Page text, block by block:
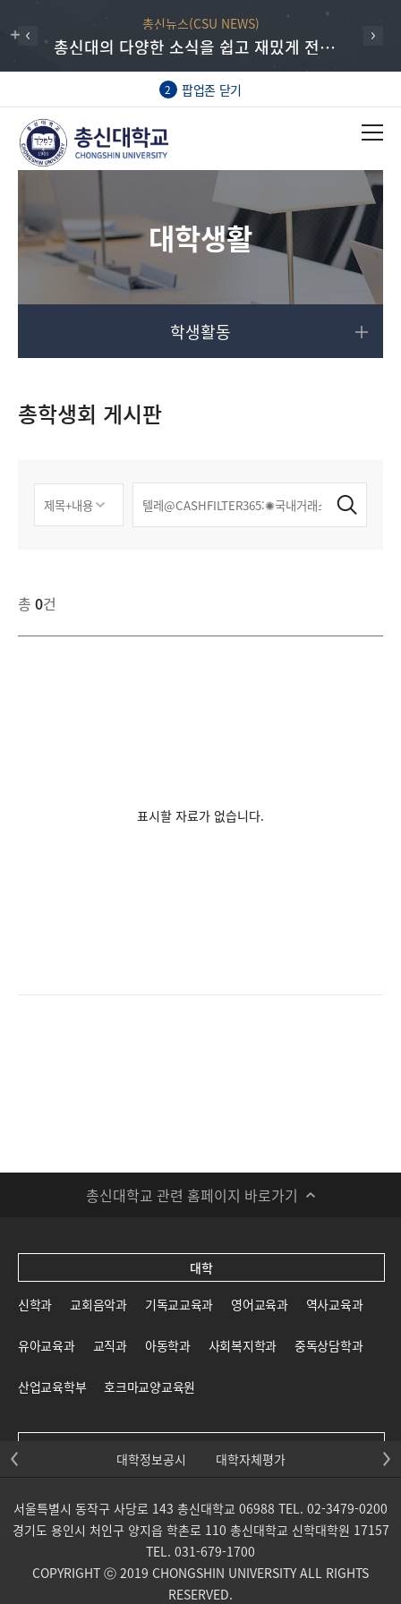
총신뉴스(CSU NEWS)
총신대의 다양한 소식을 쉽고 재밌게 전하는 총신뉴스
2 팝업존 닫기
대학생활
학생활동
총학생회 게시판
총 0건
표시할 자료가 없습니다.
총신대학교 관련 홈페이지 바로가기
대학
신학과 교회음악과 기독교교육과 영어교육과 역사교육과
유아교육과 교직과 아동학과 사회복지학과 중독상담학과
산업교육학부 호크마교양교육원
목회신학전문대학원 사회복지대학원 상담대학원
교회음악대학원 통일개발대학원 산업교육학부 대학원
대학정보공시 대학자체평가
서울특별시 동작구 사당로 143 총신대학교 06988 TEL. 02-3479-0200
경기도 용인시 처인구 양지읍 학촌로 110 총신대학교 신학대학원 17157
TEL. 031-679-1700
COPYRIGHT ⓒ 2019 CHONGSHIN UNIVERSITY ALL RIGHTS
RESERVED.